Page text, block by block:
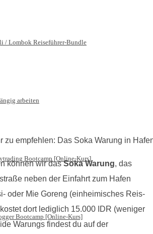
/ Lombok Reiseführer-Bundle
arbeiten
Bootcamp [Online-Kurs]
Bootcamp [Online-Kurs]
zu empfehlen: Das Soka Warung in
können wir dasSoka Warung, das
neben der Einfahrt zum Hafen
oder Mie Goreng (einheimisches Reis-
dort lediglich 15.000 IDR (weniger
Warungs findest du auf der